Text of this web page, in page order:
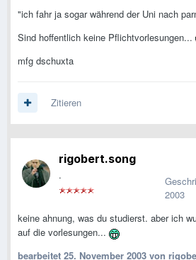
"ich fahr ja sogar während der Uni nach
Sind hoffentlich keine Pflichtvorlesungen...
mfg dschuxta
Zitieren
rigobert.song
.
2003
keine ahnung, was du studierst. aber ich
auf die vorlesungen...
bearbeitet 25. November 2003 von